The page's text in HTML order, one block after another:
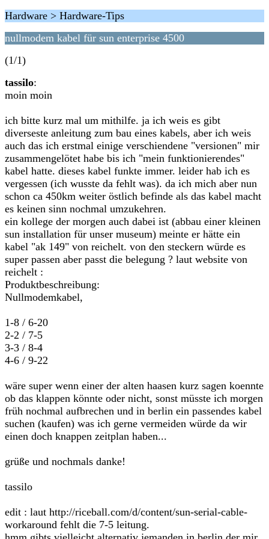
Hardware > Hardware-Tips
nullmodem kabel für sun enterprise 4500
(1/1)
tassilo:
moin moin
ich bitte kurz mal um mithilfe. ja ich weis es gibt
diverseste anleitung zum bau eines kabels, aber ich weis
auch das ich erstmal einige verschiendene "versionen" mir
zusammengelötet habe bis ich "mein funktionierendes"
kabel hatte. dieses kabel funkte immer. leider hab ich es
vergessen (ich wusste da fehlt was). da ich mich aber nun
schon ca 450km weiter östlich befinde als das kabel macht
es keinen sinn nochmal umzukehren.
ein kollege der morgen auch dabei ist (abbau einer kleinen
sun installation für unser museum) meinte er hätte ein
kabel "ak 149" von reichelt. von den steckern würde es
super passen aber passt die belegung ? laut website von
reichelt :
Produktbeschreibung:
Nullmodemkabel,
1-8 / 6-20
2-2 / 7-5
3-3 / 8-4
4-6 / 9-22
wäre super wenn einer der alten haasen kurz sagen koennte
ob das klappen könnte oder nicht, sonst müsste ich morgen
früh nochmal aufbrechen und in berlin ein passendes kabel
suchen (kaufen) was ich gerne vermeiden würde da wir
einen doch knappen zeitplan haben...
grüße und nochmals danke!
tassilo
edit : laut http://riceball.com/d/content/sun-serial-cable-
workaround fehlt die 7-5 leitung.